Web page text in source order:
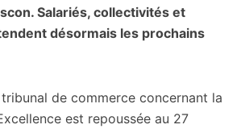
Salariés, collectivités et
désormais les prochains